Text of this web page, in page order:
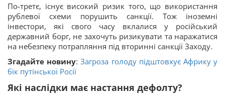
По-третє, існує високий ризик того, що використання
рублевої схеми порушить санкції. Тож іноземні
інвестори, які свого часу вклалися у російський
державний борг, не захочуть ризикувати та наражатися
на небезпеку потрапляння під вторинні санкції Заходу.
Згадайте новину:Загроза голоду підштовхує Африку у
бік путінської Росії
Які наслідки має настання дефолту?